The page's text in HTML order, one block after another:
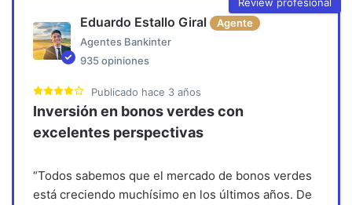
Eduardo Estallo Giral
Agente
Agentes Bankinter
935 opiniones
Publicado hace 3 años
Inversión en bonos verdes con
excelentes perspectivas
“Todos sabemos que el mercado de bonos verdes
está creciendo muchísimo en los últimos años. De